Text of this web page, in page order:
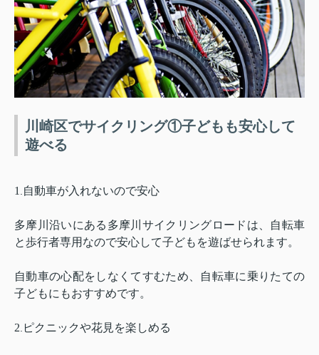
川崎区でサイクリング①子どもも安心して
遊べる
1 自動車が入れないので安心
多摩川沿いにある多摩川サイクリングロードは、自転車
と歩行者専用なので安心して子どもを遊ばせられます。
自動車の心配をしなくてすむため、自転車に乗りたての
子どもにもおすすめです。
2 ピクニックや花見を楽しめる